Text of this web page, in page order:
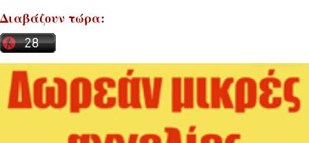
Διαβάζουν τώρα: